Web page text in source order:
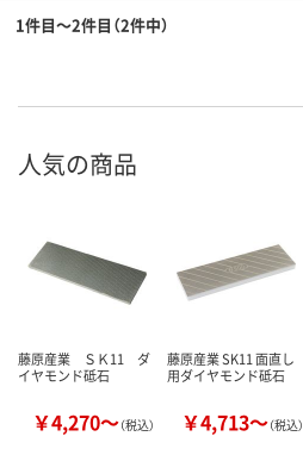
1件目～2件目（2件中）
人気の商品
藤原産業 ＳＫ11 ダ
イヤモンド砥石
￥4,270～（税込）
藤原産業 SK11 面直し
用ダイヤモンド砥石
￥4,713～（税込）